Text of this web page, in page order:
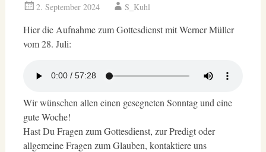
2. September 2024 S_Kuhl
Hier die Aufnahme zum Gottesdienst mit Werner Müller
vom 28. Juli:
Wir wünschen allen einen gesegneten Sonntag und eine
gute Woche!
Hast Du Fragen zum Gottesdienst, zur Predigt oder
allgemeine Fragen zum Glauben, kontaktiere uns